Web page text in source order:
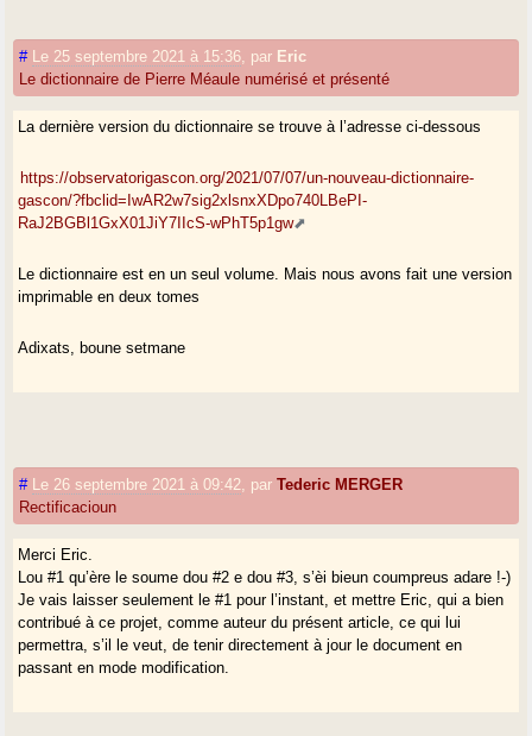
# Le 25 septembre 2021 à 15:36 par Eric
Le dictionnaire de Pierre Méaule numérisé et présenté
La dernière version du dictionnaire se trouve à l’adresse ci-dessous
https://observatorigascon.org/2021/07/07/un-nouveau-dictionnaire-
gascon/?fbclid=IwAR2w7sig2xlsnxXDpo740LBePI-
RaJ2BGBl1GxX01JiY7IIcS-wPhT5p1gw
Le dictionnaire est en un seul volume. Mais nous avons fait une version
imprimable en deux tomes
Adixats, boune setmane
# Le 26 septembre 2021 à 09:42 parTederic MERGER
Rectificacioun
Merci Eric.
Lou #1 qu’ère le soume dou #2 e dou #3, s’èi bieun coumpreus adare !-)
Je vais laisser seulement le #1 pour l’instant, et mettre Eric, qui a bien
contribué à ce projet, comme auteur du présent article, ce qui lui
permettra, s’il le veut, de tenir directement à jour le document en
passant en mode modification.